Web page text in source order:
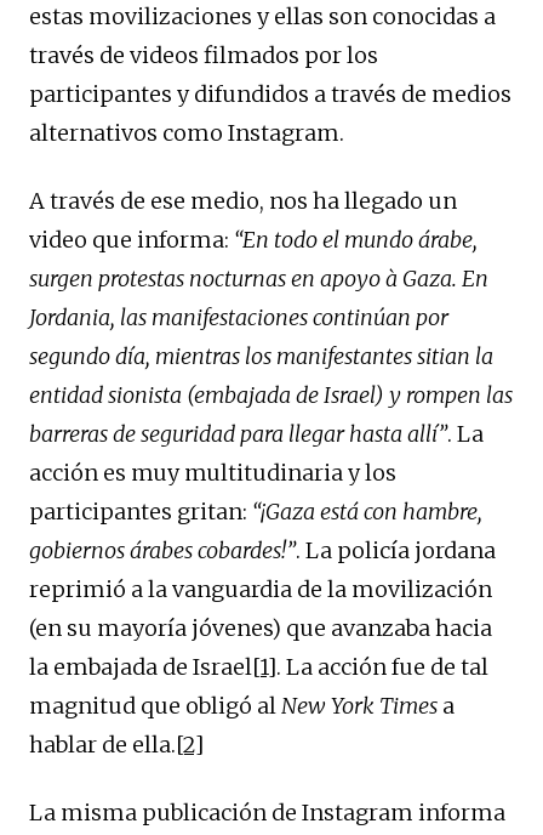
estas movilizaciones y ellas son conocidas a
través de videos filmados por los
participantes y difundidos a través de medios
alternativos como Instagram.
A través de ese medio, nos ha llegado un
video que informa: “En todo el mundo árabe,
surgen protestas nocturnas en apoyo à Gaza. En
Jordania, las manifestaciones continúan por
segundo día, mientras los manifestantes sitian la
entidad sionista (embajada de Israel) y rompen las
barreras de seguridad para llegar hasta allí”. La
acción es muy multitudinaria y los
participantes gritan: “¡Gaza está con hambre,
gobiernos árabes cobardes!”. La policía jordana
reprimió a la vanguardia de la movilización
(en su mayoría jóvenes) que avanzaba hacia
la embajada de Israel[1]. La acción fue de tal
magnitud que obligó alNew York Times a
hablar de ella.[2]
La misma publicación de Instagram informa